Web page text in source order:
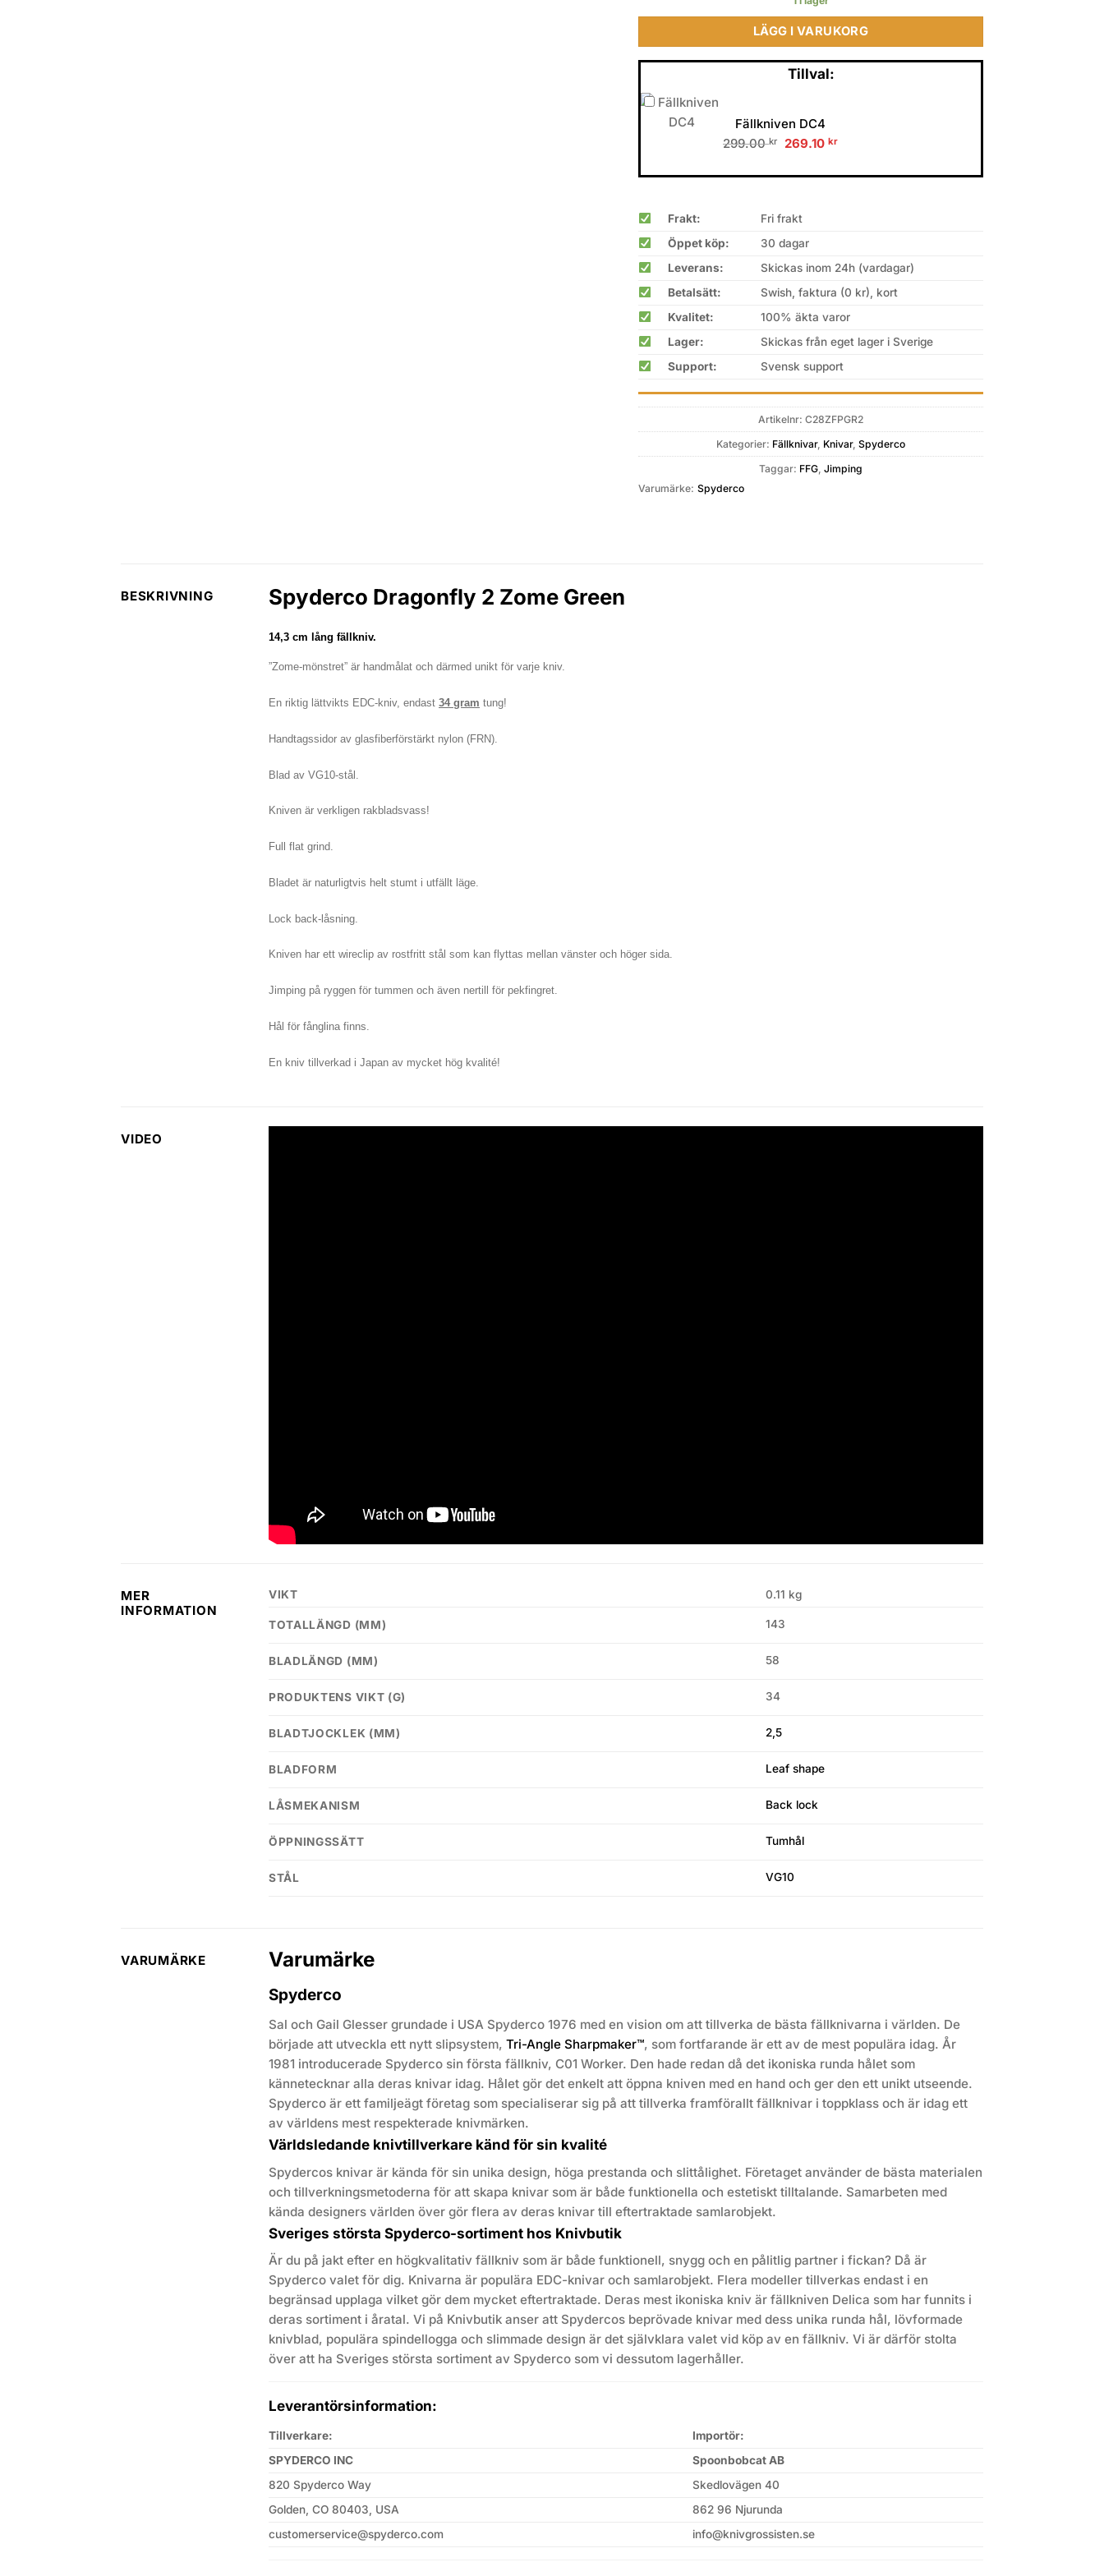
LÄGG I VARUKORG
Tillval:
Fällkniven DC4
299.00kr
Original
was:
269.10 krCurrent
is:
Frakt:
Fri frakt
Öppet köp:
30 dagar
Leverans:
Skickas inom 24h (vardagar)
Betalsätt:
Swish, faktura (0 kr), kort
Kvalitet:
100% äkta varor
Lager:
Skickas från eget lager i Sverige
Support:
Svensk support
Artikelnr: C28ZFPGR2
Kategorier: Fällknivar, Knivar, Spyderco
Taggar: FFG, Jimping
Varumärke: Spyderco
BESKRIVNING Spyderco Dragonfly 2 Zome Green
14,3 cm lång fällkniv.
”Zome-mönstret” är handmålat och därmed unikt för varje kniv.
En riktig lättvikts EDC-kniv, endast 34 gram tung!
Handtagssidor av glasfiberförstärkt nylon (FRN).
Blad av VG10-stål.
Kniven är verkligen rakbladsvass!
Full flat grind.
Bladet är naturligtvis helt stumt i utfällt läge.
Lock back-låsning.
Kniven har ett wireclip av rostfritt stål som kan flyttas mellan vänster och höger sida.
Jimping på ryggen för tummen och även nertill för pekfingret.
Hål för fånglina finns.
En kniv tillverkad i Japan av mycket hög kvalité!
VIDEO
MER
INFORMATION
VIKT 0.11 kg
TOTALLÄNGD (MM) 143
BLADLÄNGD (MM) 58
PRODUKTENS VIKT (G) 34
BLADTJOCKLEK (MM) 2,5
BLADFORM Leaf shape
LÅSMEKANISM Back lock
ÖPPNINGSSÄTT Tumhål
STÅL VG10
VARUMÄRKE Varumärke
Spyderco
Sal och Gail Glesser grundade i USA Spyderco 1976 med en vision om att tillverka de bästa fällknivarna i världen. De
började att utveckla ett nytt slipsystem, Tri-Angle Sharpmaker™, som fortfarande är ett av de mest populära idag. År
1981 introducerade Spyderco sin första fällkniv, C01 Worker. Den hade redan då det ikoniska runda hålet som
kännetecknar alla deras knivar idag. Hålet gör det enkelt att öppna kniven med en hand och ger den ett unikt utseende.
Spyderco är ett familjeägt företag som specialiserar sig på att tillverka framförallt fällknivar i toppklass och är idag ett
av världens mest respekterade knivmärken.
Världsledande knivtillverkare känd för sin kvalité
Spydercos knivar är kända för sin unika design, höga prestanda och slittålighet. Företaget använder de bästa materialen
och tillverkningsmetoderna för att skapa knivar som är både funktionella och estetiskt tilltalande. Samarbeten med
kända designers världen över gör flera av deras knivar till eftertraktade samlarobjekt.
Sveriges största Spyderco-sortiment hos Knivbutik
Är du på jakt efter en högkvalitativ fällkniv som är både funktionell, snygg och en pålitlig partner i fickan? Då är
Spyderco valet för dig. Knivarna är populära EDC-knivar och samlarobjekt. Flera modeller tillverkas endast i en
begränsad upplaga vilket gör dem mycket eftertraktade. Deras mest ikoniska kniv är fällkniven Delica som har funnits i
deras sortiment i åratal. Vi på Knivbutik anser att Spydercos beprövade knivar med dess unika runda hål, lövformade
knivblad, populära spindellogga och slimmade design är det självklara valet vid köp av en fällkniv. Vi är därför stolta
över att ha Sveriges största sortiment av Spyderco som vi dessutom lagerhåller.
Leverantörsinformation:
Tillverkare:
Importör:
SPYDERCO INC
Spoonbobcat AB
820 Spyderco Way
Skedlovägen 40
Golden, CO 80403, USA
862 96 Njurunda
customerservice@spyderco.com
info@knivgrossisten.se